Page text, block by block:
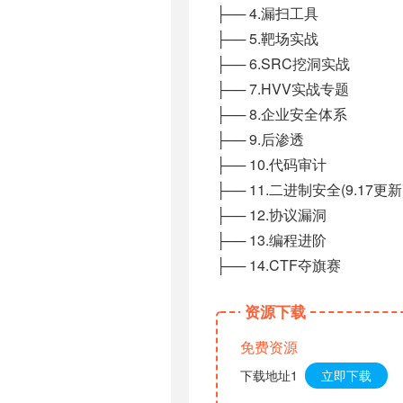
├── 4.漏扫工具
├── 5.靶场实战
├── 6.SRC挖洞实战
├── 7.HVV实战专题
├── 8.企业安全体系
├── 9.后渗透
├── 10.代码审计
├── 11.二进制安全(9.17更
├── 12.协议漏洞
├── 13.编程进阶
├── 14.CTF夺旗赛
资源下载
免费资源
下载地址1 立即下载